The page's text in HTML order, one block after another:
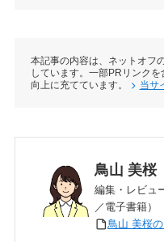
本記事の内容は、ネットオフ
しています。一部PRリンク
向上に充てています。
当サ
鳥山 美桜
編集・レビュ
／電子書籍）
鳥山 美桜